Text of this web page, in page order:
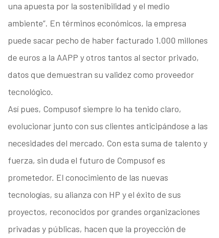
una apuesta por la sostenibilidad y el medio
ambiente”. En términos económicos, la empresa
puede sacar pecho de haber facturado 1.000 millones
de euros a la AAPP y otros tantos al sector privado,
datos que demuestran su validez como proveedor
tecnológico.
Así pues, Compusof siempre lo ha tenido claro,
evolucionar junto con sus clientes anticipándose a las
necesidades del mercado. Con esta suma de talento y
fuerza, sin duda el futuro de Compusof es
prometedor. El conocimiento de las nuevas
tecnologías, su alianza con HP y el éxito de sus
proyectos, reconocidos por grandes organizaciones
privadas y públicas, hacen que la proyección de